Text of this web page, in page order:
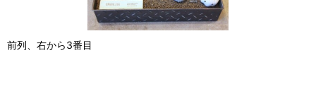
前列、右から3番目